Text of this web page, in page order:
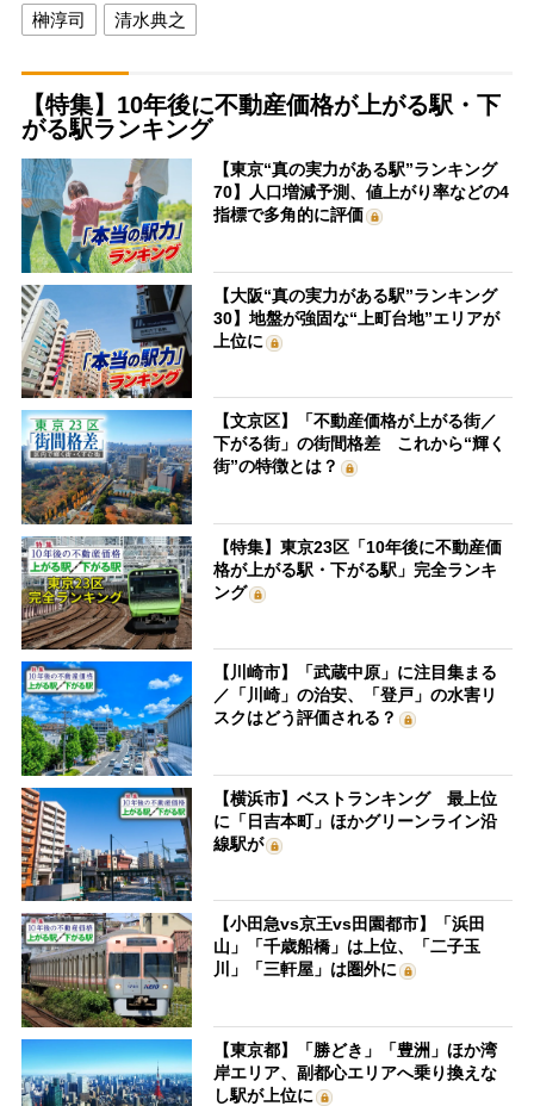
榊淳司 清水典之
【特集】10年後に不動産価格が上がる駅・下
がる駅ランキング
【東京“真の実力がある駅”ランキング
70】人口増減予測、値上がり率などの4
指標で多角的に評価
【大阪“真の実力がある駅”ランキング
30】地盤が強固な“上町台地”エリアが
上位に
【文京区】「不動産価格が上がる街／
下がる街」の街間格差 これから“輝く
街”の特徴とは？
【特集】東京23区「10年後に不動産価
格が上がる駅・下がる駅」完全ランキ
ング
【川崎市】「武蔵中原」に注目集まる
／「川崎」の治安、「登戸」の水害リ
スクはどう評価される？
【横浜市】ベストランキング 最上位
に「日吉本町」ほかグリーンライン沿
線駅が
【小田急vs京王vs田園都市】「浜田
山」「千歳船橋」は上位、「二子玉
川」「三軒屋」は圏外に
【東京都】「勝どき」「豊洲」ほか湾
岸エリア、副都心エリアへ乗り換えな
し駅が上位に